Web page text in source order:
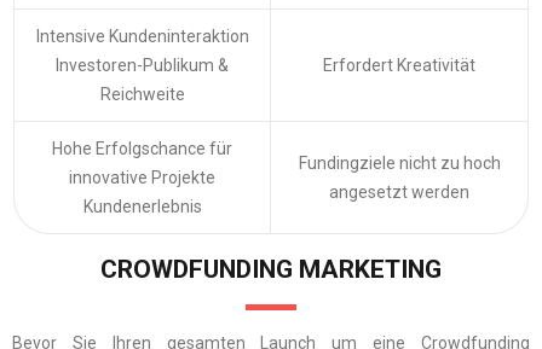
Intensive Kundeninteraktion
Investoren-Publikum &
Reichweite
Erfordert Kreativität
Hohe Erfolgschance für
innovative Projekte
Kundenerlebnis
Fundingziele nicht zu hoch
angesetzt werden
CROWDFUNDING MARKETING
Bevor Sie Ihren gesamten Launch um eine Crowdfunding